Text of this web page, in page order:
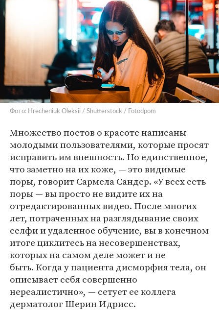
Фото: Hrecheniuk Oleksii / Shutterstock / Fotodpom
Множество постов о красоте написаны
молодыми пользователями, которые просят
исправить им внешность. Но единственное,
что заметно на их коже, — это видимые
поры, говорит Сармела Сандер. «У всех есть
поры — вы просто не видите их на
отредактированных видео. После многих
лет, потраченных на разглядывание своих
селфи и удаленное обучение, вы в конечном
итоге циклитесь на несовершенствах,
которых на самом деле может и не
быть. Когда у пациента дисморфия тела, он
описывает себя совершенно
нереалистично», — сетует ее коллега
дерматолог Шерин Идрисс.